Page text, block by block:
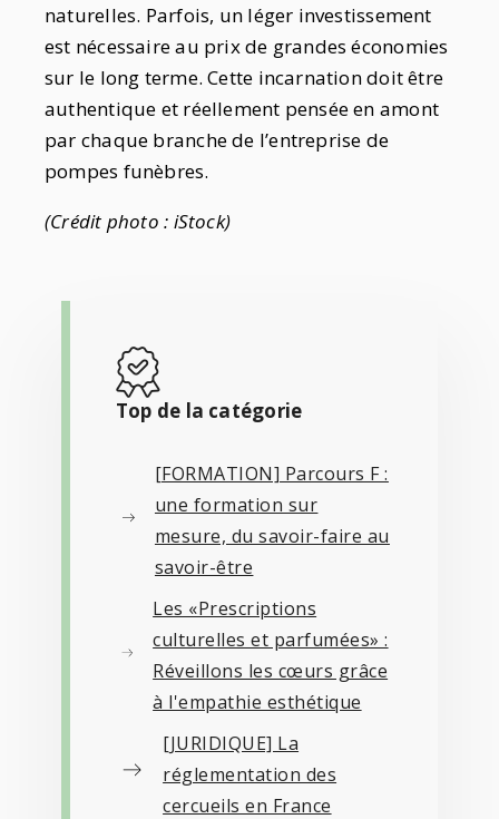
naturelles. Parfois, un léger investissement
est nécessaire au prix de grandes économies
sur le long terme. Cette incarnation doit être
authentique et réellement pensée en amont
par chaque branche de l’entreprise de
pompes funèbres.
(Crédit photo : iStock)
Top de la catégorie
[FORMATION] Parcours F :
une formation sur
mesure, du savoir-faire au
savoir-être
Les «Prescriptions
culturelles et parfumées» :
Réveillons les cœurs grâce
à l'empathie esthétique
[JURIDIQUE] La
réglementation des
cercueils en France